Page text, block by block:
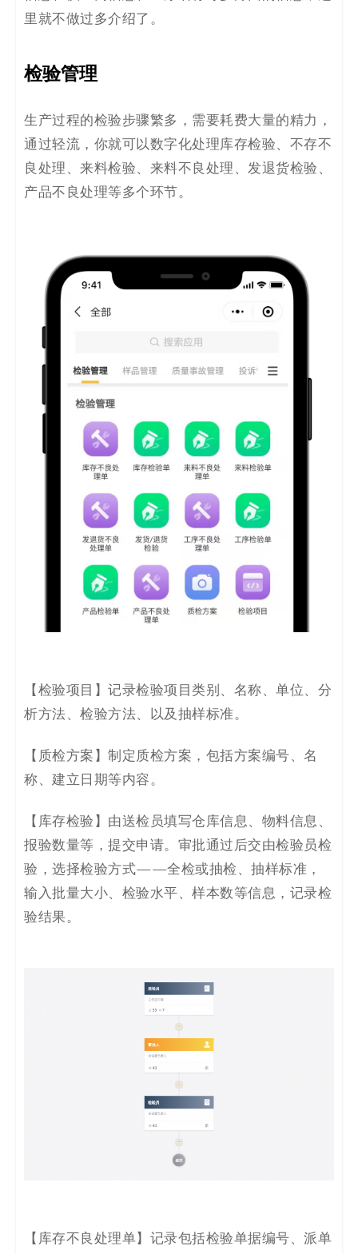
里就不做过多介绍了。
检验管理
生产过程的检验步骤繁多，需要耗费大量的精力，
通过轻流，你就可以数字化处理库存检验、不存不
良处理、来料检验、来料不良处理、发退货检验、
产品不良处理等多个环节。
【 检验项目 】记录检验项目类别、名称、单位、分
析方法、检验方法、以及抽样标准。
【 质检方案 】 制定质检方案， 包括方案编号、名
称、建立日期等内容。
【 库存检验 】 由送检员填写仓库信息、物料信息、
报验数量等，提交申请。审批通过后交由检验员检
验，选择检验方式——全检或抽检、抽样标准，
输入批量大小、检验水平、样本数等信息，记录检
验结果。
【库存不良处理单】记录包括检验单据编号、 派单